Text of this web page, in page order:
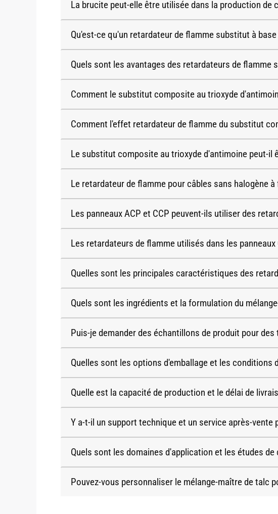
La brucite peut-elle être utilisée dans la production de
Qu'est-ce qu'un retardateur de flamme substitut à
Quels sont les avantages des retardateurs de
Comment le substitut composite au trioxyde
Comment l'effet retardateur de flamme du substitut
Le substitut composite au trioxyde d'antimoine peut-il
Le retardateur de flamme pour câbles sans halogène
Les panneaux ACP et CCP peuvent-ils utiliser des
Les retardateurs de flamme utilisés dans les
Quelles sont les principales caractéristiques des
Quels sont les ingrédients et la formulation du
Puis-je demander des échantillons de produit pour des
Quelles sont les options d'emballage et les conditions
Quelle est la capacité de production et le délai de
Y a-t-il un support technique et un service après-
Quels sont les domaines d'application et les études
Pouvez-vous personnaliser le mélange-maître de talc